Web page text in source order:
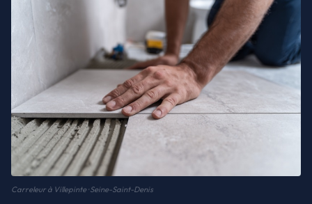
Carreleur à Villepinte · Seine-Saint-Denis